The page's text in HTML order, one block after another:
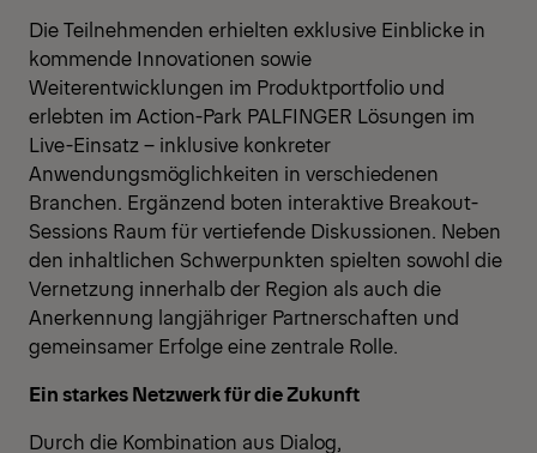
Die Teilnehmenden erhielten exklusive Einblicke in
kommende Innovationen sowie
Weiterentwicklungen im Produktportfolio und
erlebten im Action-Park PALFINGER Lösungen im
Live-Einsatz – inklusive konkreter
Anwendungsmöglichkeiten in verschiedenen
Branchen. Ergänzend boten interaktive Breakout-
Sessions Raum für vertiefende Diskussionen. Neben
den inhaltlichen Schwerpunkten spielten sowohl die
Vernetzung innerhalb der Region als auch die
Anerkennung langjähriger Partnerschaften und
gemeinsamer Erfolge eine zentrale Rolle.
Ein starkes Netzwerk für die Zukunft
Durch die Kombination aus Dialog,